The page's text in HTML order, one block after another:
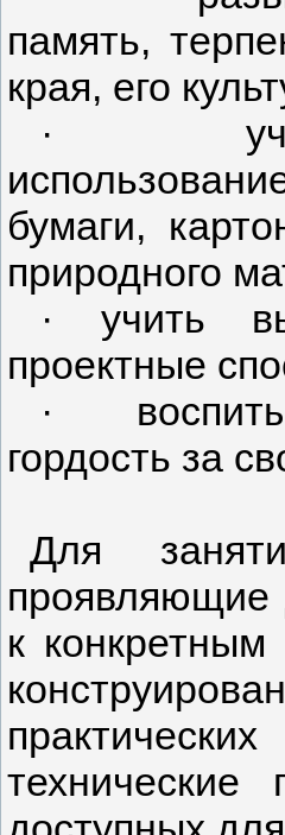
память,
края, его
·
бумаги,
природного
· учить
проектные
·
гордость за
Для
проявляющие
к конкретным
технические